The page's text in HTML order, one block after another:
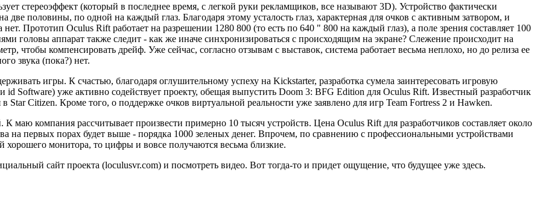
стереоэффект (который в последнее время, с легкой руки рекламщиков, все называют 3D). Устройство фактически
две половины, по одной на каждый глаз. Благодаря этому усталость глаз, характерная для очков с активным затвором, и
Прототип Oculus Rift работает на разрешении 1280 800 (то есть по 640 " 800 на каждый глаз), а поле зрения составляет 100
головы аппарат также следит - как же иначе синхронизироваться с происходящим на экране? Слежение происходит на
чтобы компенсировать дрейф. Уже сейчас, согласно отзывам с выставок, система работает весьма неплохо, но до релиза ее
звука (пока?) нет.
игры. К счастью, благодаря оглушительному успеху на Kickstarter, разработка сумела заинтересовать игровую
Software) уже активно содействует проекту, обещая выпустить Doom 3: BFG Edition для Oculus Rift. Известный разработчик
Star Citizen. Кроме того, о поддержке очков виртуальной реальности уже заявлено для игр Team Fortress 2 и Hawken.
маю компания рассчитывает произвести примерно 10 тысяч устройств. Цена Oculus Rift для разработчиков составляет около
на первых порах будет выше - порядка 1000 зеленых денег. Впрочем, по сравнению с профессиональными устройствами
хорошего монитора, то цифры и вовсе получаются весьма близкие.
сайт проекта (loculusvr.com) и посмотреть видео. Вот тогда-то и придет ощущение, что будущее уже здесь.